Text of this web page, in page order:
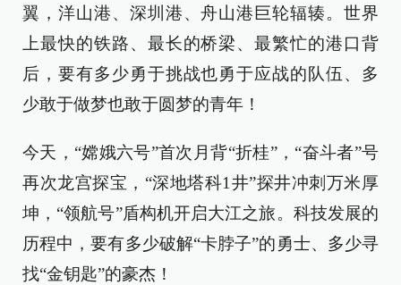
翼，洋山港、深圳港、舟山港巨轮辐辏。世界
上最快的铁路、最长的桥梁、最繁忙的港口背
后，要有多少勇于挑战也勇于应战的队伍、多
少敢于做梦也敢于圆梦的青年！
今天，“嫦娥六号”首次月背“折桂”，“奋斗者”号
再次龙宫探宝，“深地塔科1井”探井冲刺万米厚
坤，“领航号”盾构机开启大江之旅。科技发展的
历程中，要有多少破解“卡脖子”的勇士、多少寻
找“金钥匙”的豪杰！